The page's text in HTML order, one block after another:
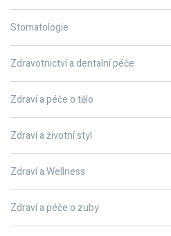
Stomatologie
Zdravotnictví a dentalní péče
Zdraví a péče o tělo
Zdraví a životní styl
Zdraví a Wellness
Zdraví a péče o zuby